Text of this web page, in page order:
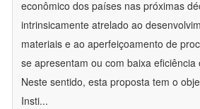
econômico dos países nas próximas
intrinsicamente atrelado ao
materiais e ao aperfeiçoamento de
se apresentam ou com baixa eficiência
Neste sentido, esta proposta tem o
Insti...